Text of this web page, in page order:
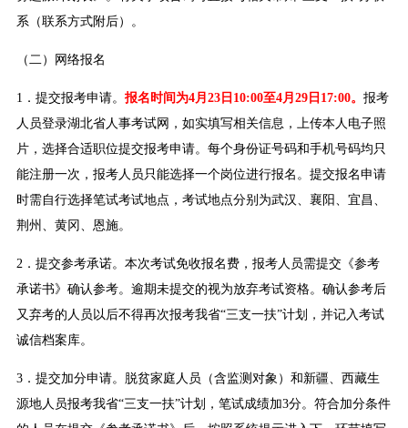
系（联系方式附后）。
（二）网络报名
1．提交报考申请。 报名时间为4月23日10:00至4月29日17:00。 报考
人员登录湖北省人事考试网，如实填写相关信息，上传本人电子照
片，选择合适职位提交报考申请。每个身份证号码和手机号码均只
能注册一次，报考人员只能选择一个岗位进行报名。提交报名申请
时需自行选择笔试考试地点，考试地点分别为武汉、襄阳、宜昌、
荆州、黄冈、恩施。
2．提交参考承诺。本次考试免收报名费，报考人员需提交《参考
承诺书》确认参考。逾期未提交的视为放弃考试资格。确认参考后
又弃考的人员以后不得再次报考我省“三支一扶”计划，并记入考试
诚信档案库。
3．提交加分申请。脱贫家庭人员（含监测对象）和新疆、西藏生
源地人员报考我省“三支一扶”计划，笔试成绩加3分。符合加分条件